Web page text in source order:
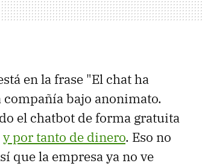
en la frase "El chat ha
bajo anonimato.
el chatbot de forma gratuita
y por tanto de dinero. Eso no
que la empresa ya no ve